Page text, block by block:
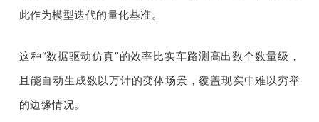
此作为模型迭代的量化基准。
这种“数据驱动仿真”的效率比实车路测高出数个数量级，
且能自动生成数以万计的变体场景，覆盖现实中难以穷举
的边缘情况。